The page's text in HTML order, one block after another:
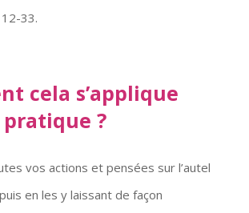
33.
cela s’applique
?
vos actions et pensées sur l’autel
en les y laissant de façon